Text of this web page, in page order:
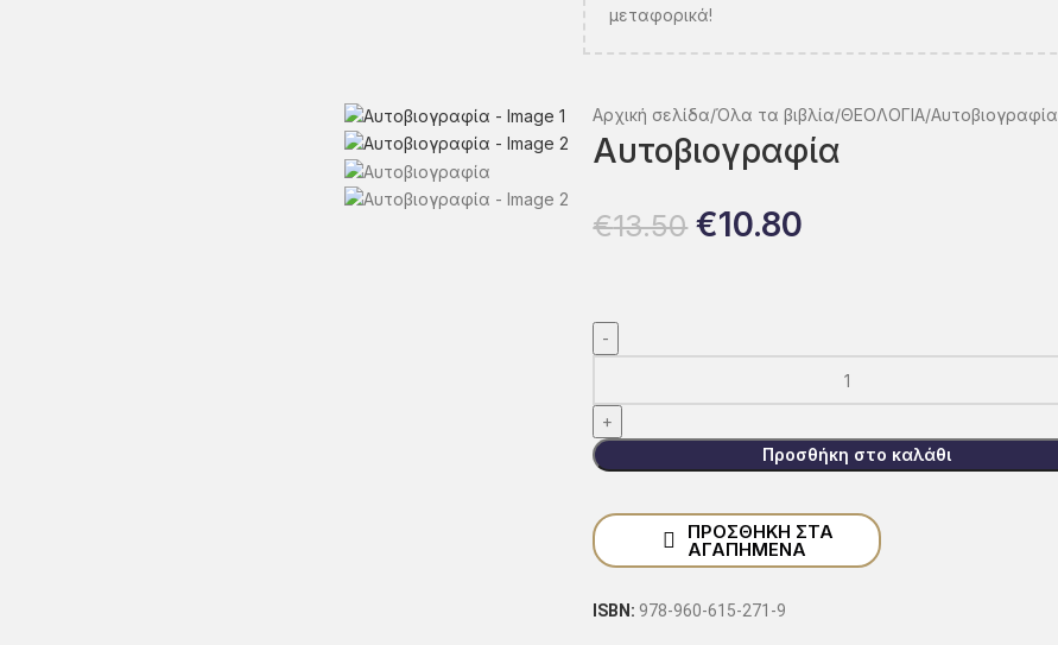
μεταφορικά!
Αρχική σελίδα Όλα τα βιβλία ΘΕΟΛΟΓΙΑ Αυτοβιογραφία
Αυτοβιογραφία
€13.50 €10.80
Προσθήκη στο καλάθι
ΠΡΟΣΘΗΚΗ ΣΤΑ
ΑΓΑΠΗΜΕΝΑ
ISBN: 978-960-615-271-9